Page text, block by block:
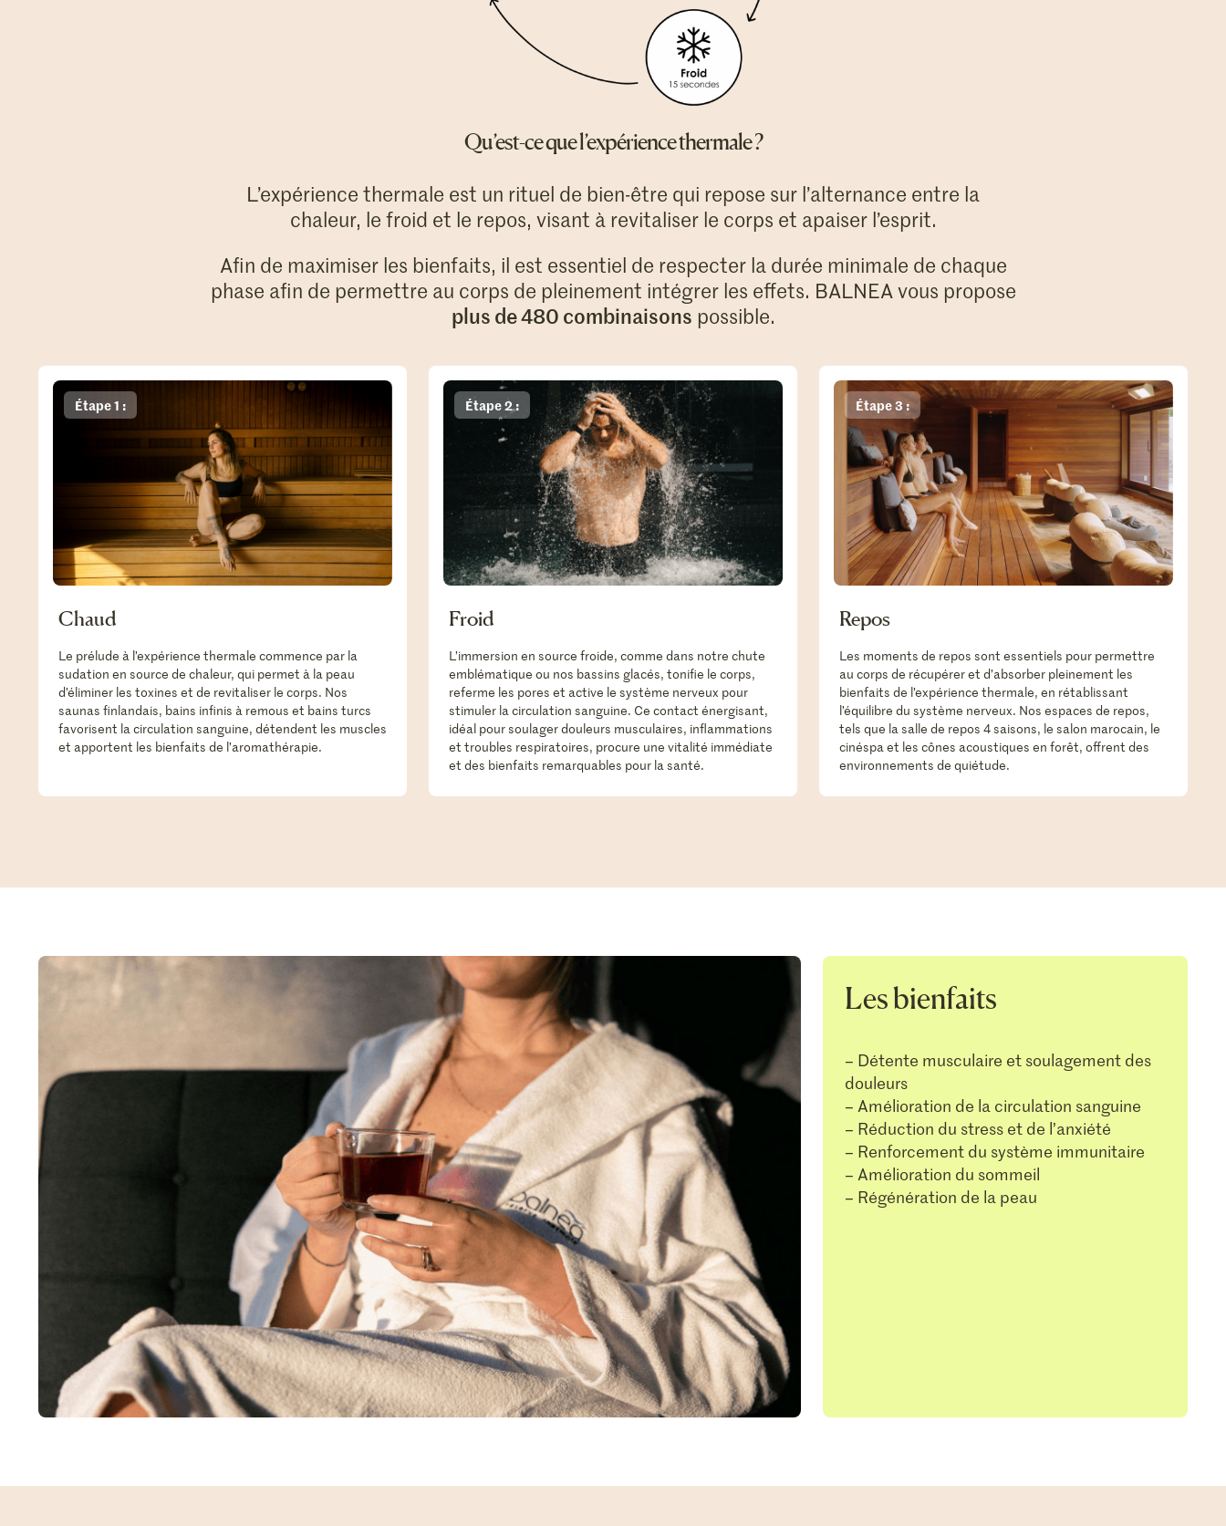
Qu’est-ce que l’expérience thermale ?
L’expérience thermale est un rituel de bien-être qui repose sur l’alternance entre la
chaleur, le froid et le repos, visant à revitaliser le corps et apaiser l’esprit.
Afin de maximiser les bienfaits, il est essentiel de respecter la durée minimale de chaque
phase afin de permettre au corps de pleinement intégrer les effets. BALNEA vous propose
plus de 480 combinaisons possible.
Étape 1 :
Chaud
Le prélude à l’expérience thermale commence par la
sudation en source de chaleur, qui permet à la peau
d’éliminer les toxines et de revitaliser le corps. Nos
saunas finlandais, bains infinis à remous et bains turcs
favorisent la circulation sanguine, détendent les muscles
et apportent les bienfaits de l’aromathérapie.
Étape 2 :
Froid
L’immersion en source froide, comme dans notre chute
emblématique ou nos bassins glacés, tonifie le corps,
referme les pores et active le système nerveux pour
stimuler la circulation sanguine. Ce contact énergisant,
idéal pour soulager douleurs musculaires, inflammations
et troubles respiratoires, procure une vitalité immédiate
et des bienfaits remarquables pour la santé.
Étape 3 :
Repos
Les moments de repos sont essentiels pour permettre
au corps de récupérer et d’absorber pleinement les
bienfaits de l’expérience thermale, en rétablissant
l’équilibre du système nerveux. Nos espaces de repos,
tels que la salle de repos 4 saisons, le salon marocain, le
cinéspa et les cônes acoustiques en forêt, offrent des
environnements de quiétude.
Les bienfaits
– Détente musculaire et soulagement des
douleurs
– Amélioration de la circulation sanguine
– Réduction du stress et de l’anxiété
– Renforcement du système immunitaire
– Amélioration du sommeil
– Régénération de la peau